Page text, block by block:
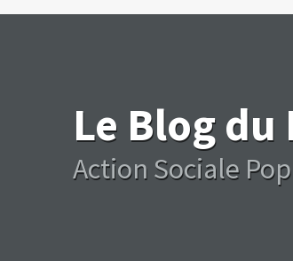
Le Blog
Action Sociale